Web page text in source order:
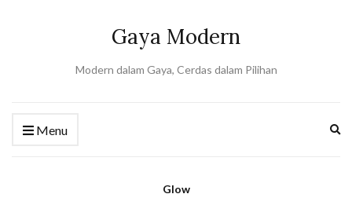
Gaya Modern
Modern dalam Gaya, Cerdas dalam Pilihan
Menu
Glow